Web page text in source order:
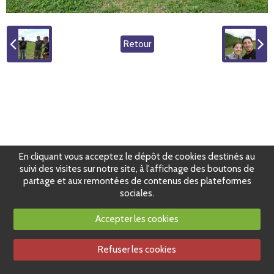
Retour
En cliquant vous acceptez le dépôt de cookies destinés au
suivi des visites sur notre site, à l'affichage des boutons de
partage et aux remontées de contenus des plateformes
sociales.
Accepter les cookies
Refuser les cookies